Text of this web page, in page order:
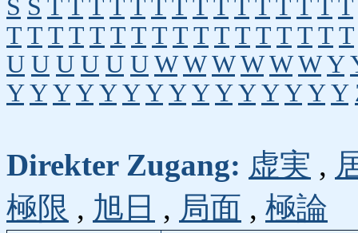
S S T T T T T T T T T T T T T T T
T T T T T T T T T T T T T T T T T
U U U U U U W W W W W W Y
Y Y Y Y Y Y Y Y Y Y Y Y Y Y Y
Direkter Zugang: 虚実 ,
極限 , 旭日 , 局面 , 極論